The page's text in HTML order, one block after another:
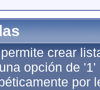
crear
opción de
por